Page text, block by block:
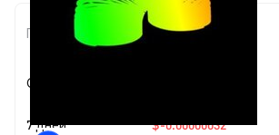
Период
Изменение
Сегодня
7 дней $-0.00000032